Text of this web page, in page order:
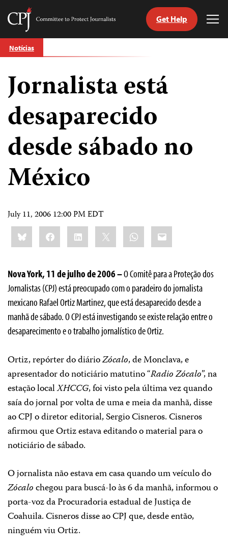
Skip
to
Committee
Journalists
Get Help
Notícias
Jornalista está
desaparecido
desde sábado no
México
July 11, 2006 12:00 PM EDT
Share
this:BlueskyFacebookLinkedIn WhatsApp
Email
Nova York, 11 de julho de 2006 –O Comitê para a Proteção dos
Jornalistas (CPJ) está preocupado com o paradeiro do jornalista
mexicano Rafael Ortiz Martinez, que está desaparecido desde a
manhã de sábado. O CPJ está investigando se existe relação entre o
desaparecimento e o trabalho jornalístico de Ortiz.
Ortiz, repórter do diárioZócalo, de Monclava, e
apresentador do noticiário matutino “Radio Zócalo”, na
estação localXHCCG, foi visto pela última vez quando
saía do jornal por volta de uma e meia da manhã, disse
ao CPJ o diretor editorial, Sergio Cisneros. Cisneros
afirmou que Ortiz estava editando o material para o
noticiário de sábado.
O jornalista não estava em casa quando um veículo do
Zócalochegou para buscá-lo às 6 da manhã, informou o
porta-voz da Procuradoria estadual de Justiça de
Coahuila. Cisneros disse ao CPJ que, desde então,
ninguém viu Ortiz.